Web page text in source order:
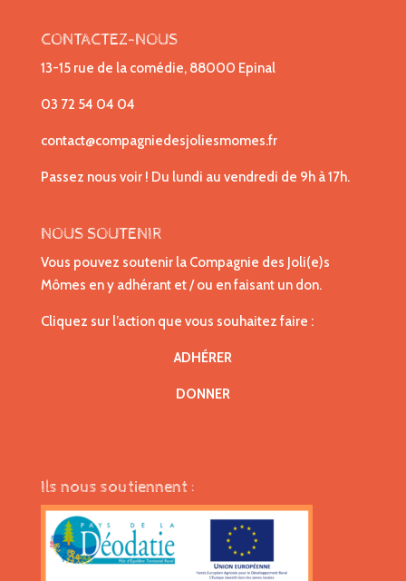
CONTACTEZ-NOUS
13-15 rue de la comédie, 88000 Epinal
03 72 54 04 04
contact@compagniedesjoliesmomes.fr
Passez nous voir ! Du lundi au vendredi de 9h à 17h.
NOUS SOUTENIR
Vous pouvez soutenir la Compagnie des Joli(e)s
Mômes en y adhérant et / ou en faisant un don.
Cliquez sur l’action que vous souhaitez faire :
ADHÉRER
DONNER
Ils nous soutiennent :